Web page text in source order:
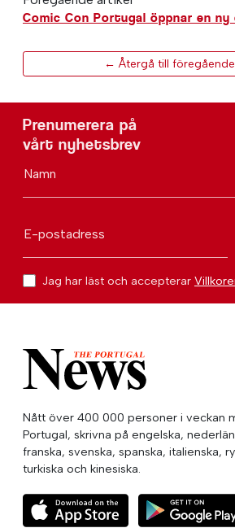
Comic Con Portugal öppnar en ny
← Återgå till
Prenumerera på
vårt nyhetsbrev
Namn
E-postadress
Jag har läst och accepterar
Nått över 400 000 personer i veckan
Portugal, skrivna på engelska,
franska, svenska, spanska, italienska,
turkiska och kinesiska.